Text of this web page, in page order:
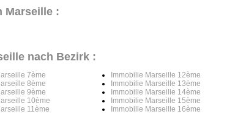
Marseille :
nach Bezirk :
7ème
8ème
9ème
10ème
11ème
Immobilie Marseille 12ème
Immobilie Marseille 13ème
Immobilie Marseille 14ème
Immobilie Marseille 15ème
Immobilie Marseille 16ème